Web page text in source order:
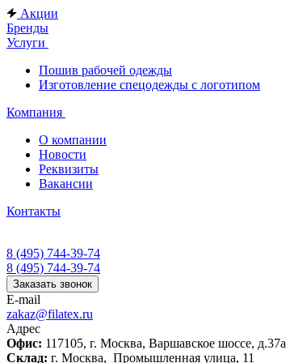
Акции
Бренды
Услуги
Пошив рабочей одежды
Изготовление спецодежды с логотипом
Компания
О компании
Новости
Реквизиты
Вакансии
Контакты
8 (495) 744-39-74
8 (495) 744-39-74
Заказать звонок
E-mail
zakaz@filatex.ru
Адрес
Офис: 117105, г. Москва, Варшавское шоссе, д.37а
Склад: г. Москва, Промышленная улица, 11